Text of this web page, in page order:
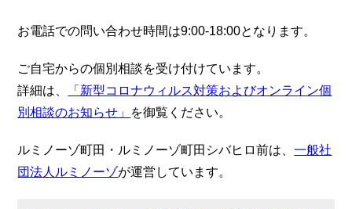
お電話での問い合わせ時間は9:00-18:00となります。
ご自宅からの個別相談を受け付けています。
詳細は、
「新型コロナウィルス対策およびオンライン個
別相談のお知らせ」 を御覧ください。
ルミノーゾ町田・ルミノーゾ町田シバヒロ前は、一般社
団法人ルミノーゾが運営しています。